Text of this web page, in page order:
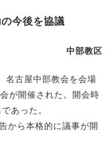
今後を協議
中部教区
名古屋中部教会を会場
が開催された。開会時
あった。
から本格的に議事が開